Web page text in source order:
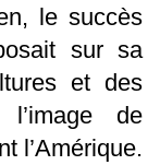
le succès
sur sa
et des
de
l’Amérique.